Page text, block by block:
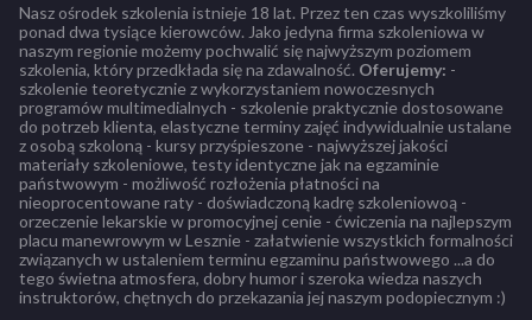
Nasz ośrodek szkolenia istnieje 18 lat. Przez ten czas wyszkoliliśmy
ponad dwa tysiące kierowców. Jako jedyna firma szkoleniowa w
naszym regionie możemy pochwalić się najwyższym poziomem
szkolenia, który przedkłada się na zdawalność. Oferujemy: -
szkolenie teoretycznie z wykorzystaniem nowoczesnych
programów multimedialnych - szkolenie praktycznie dostosowane
do potrzeb klienta, elastyczne terminy zajęć indywidualnie ustalane
z osobą szkoloną - kursy przyśpieszone - najwyższej jakości
materiały szkoleniowe, testy identyczne jak na egzaminie
państwowym - możliwość rozłożenia płatności na
nieoprocentowane raty - doświadczoną kadrę szkoleniowoą -
orzeczenie lekarskie w promocyjnej cenie - ćwiczenia na najlepszym
placu manewrowym w Lesznie - załatwienie wszystkich formalności
związanych w ustaleniem terminu egzaminu państwowego ...a do
tego świetna atmosfera, dobry humor i szeroka wiedza naszych
instruktorów, chętnych do przekazania jej naszym podopiecznym :)